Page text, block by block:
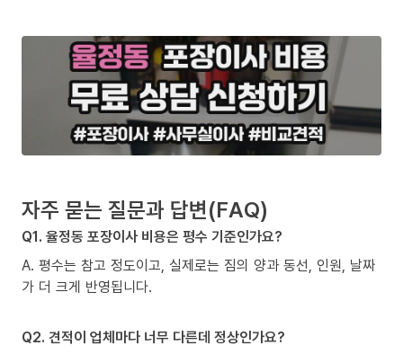
자주 묻는 질문과 답변(FAQ)
Q1. 율정동 포장이사 비용은 평수 기준인가요?
A. 평수는 참고 정도이고, 실제로는 짐의 양과 동선, 인원, 날짜
가 더 크게 반영됩니다.
Q2. 견적이 업체마다 너무 다른데 정상인가요?